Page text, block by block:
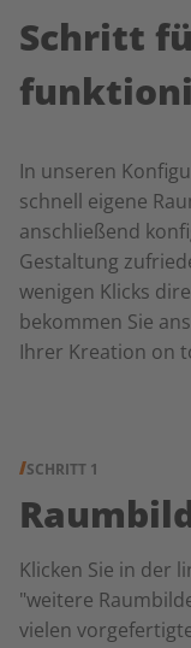
Schritt
In unseren
schnell eigene
anschließend
Gestaltung
wenigen Klicks
bekommen Sie
Ihrer Kreation on
SCHRITT 1
Klicken Sie in der
"weitere
vielen